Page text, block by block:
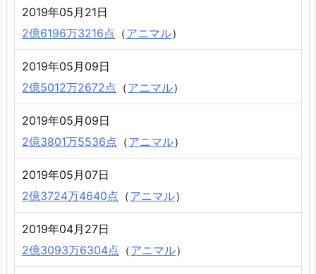
2019年05月21日
2億6196万3216点 （アニマル）
2019年05月09日
2億5012万2672点 （アニマル）
2019年05月09日
2億3801万5536点 （アニマル）
2019年05月07日
2億3724万4640点 （アニマル）
2019年04月27日
2億3093万6304点 （アニマル）